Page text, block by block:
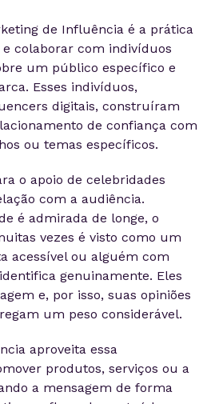
de Influência é a prática
colaborar com indivíduos
um público específico e
Esses indivíduos,
digitais, construíram
de confiança com
ou temas específicos.
o apoio de celebridades
com a audiência.
é admirada de longe, o
vezes é visto como um
acessível ou alguém com
genuinamente. Eles
e, por isso, suas opiniões
um peso considerável.
aproveita essa
produtos, serviços ou a
a mensagem de forma